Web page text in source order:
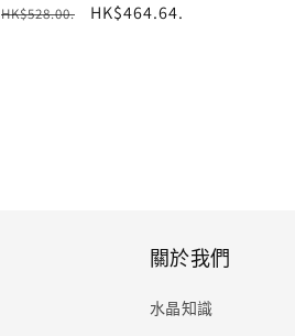
定
HK$528.00.
售
HK$464.64.
關於我們
水晶知識